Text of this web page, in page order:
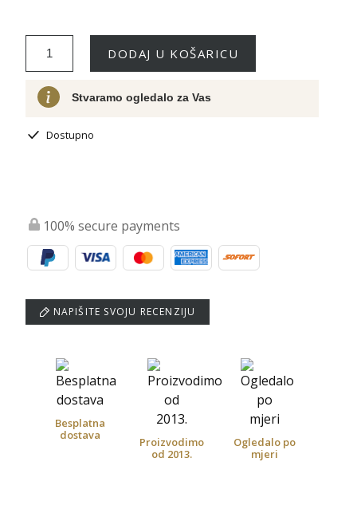
DODAJ U KOŠARICU
Stvaramo ogledalo za Vas
Dostupno
100% secure payments
NAPIŠITE SVOJU RECENZIJU
Besplatna
dostava
Proizvodimo
od 2013.
Ogledalo po
mjeri